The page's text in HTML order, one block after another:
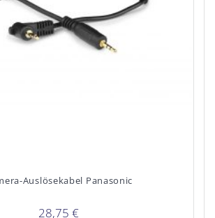
Auslösekabel Panasonic
28,75 €